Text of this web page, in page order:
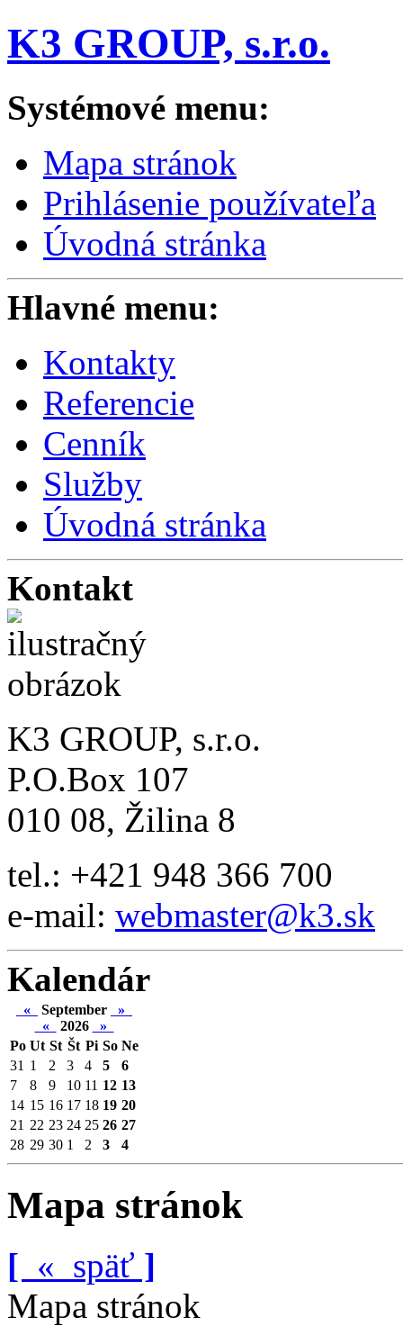
K3 GROUP, s.r.o.
Systémové menu:
Mapa stránok
Prihlásenie používateľa
Úvodná stránka
Hlavné menu:
Kontakty
Referencie
Cenník
Služby
Úvodná stránka
Kontakt
K3 GROUP, s.r.o.
P.O.Box 107
010 08, Žilina 8
tel.: +421 948 366 700
e-mail: webmaster@k3.sk
Kalendár
« September
»
«
2026
»
Po Ut St Št Pi So Ne
31 1 2 3 4 5
6
7
8 9 10 11 12 13
14 15 16 17 18 19 20
21 22 23 24 25 26 27
28 29 30 1 2 3 4
Mapa stránok
[ « späť ]
Mapa stránok